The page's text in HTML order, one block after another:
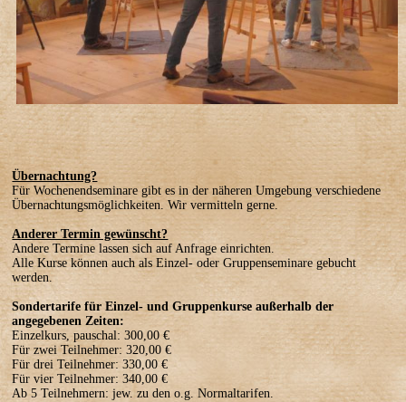
Übernachtung?
Für Wochenendseminare gibt es in der näheren Umgebung verschiedene
Übernachtungsmöglichkeiten. Wir vermitteln gerne.
Anderer Termin gewünscht?
Andere Termine lassen sich auf Anfrage einrichten.
Alle Kurse können auch als Einzel- oder Gruppenseminare gebucht
werden.
Sondertarife für Einzel- und Gruppenkurse außerhalb der
angegebenen Zeiten:
Einzelkurs, pauschal: 300,00 €
Für zwei Teilnehmer: 320,00 €
Für drei Teilnehmer: 330,00 €
Für vier Teilnehmer: 340,00 €
Ab 5 Teilnehmern: jew. zu den o.g. Normaltarifen.